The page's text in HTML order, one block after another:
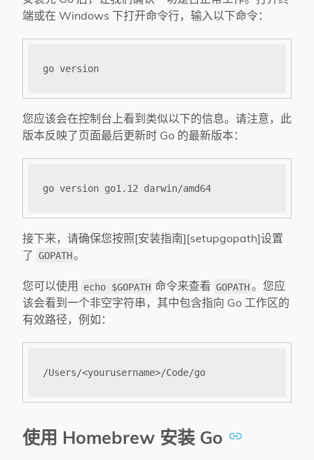
端或在 Windows 下打开命令行，输入以下命令：
您应该会在控制台上看到类似以下的信息。请注意，此
版本反映了页面最后更新时 Go 的最新版本：
接下来，请确保您按照[安装指南][setupgopath]设置
了 GOPATH。
您可以使用 echo $GOPATH 命令来查看 GOPATH。您应
该会看到一个非空字符串，其中包含指向 Go 工作区的
有效路径，例如：
使用 Homebrew 安装 Go